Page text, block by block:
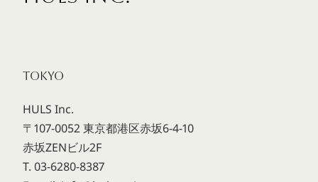
TOKYO
HULS Inc.
〒107-0052 東京都港区赤坂6-4-10
赤坂ZENビル2F
T. 03-6280-8387